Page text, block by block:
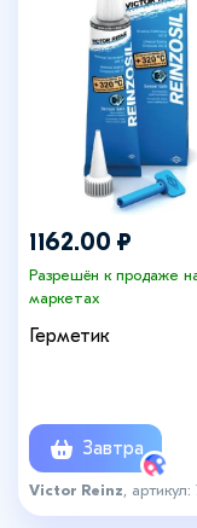
1162.00 ₽
Разрешён к продаже
маркетах
Герметик
Завтра
Victor Reinz , артикул: